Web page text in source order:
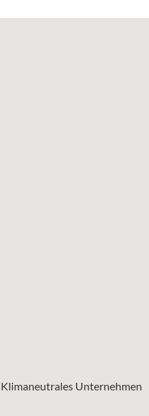
Klimaneutrales Unternehmen